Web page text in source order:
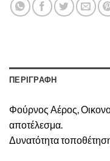
ΠΕΡΙΓΡΑΦΗ
Φούρνος Αέρος,
αποτέλεσμα.
Δυνατότητα